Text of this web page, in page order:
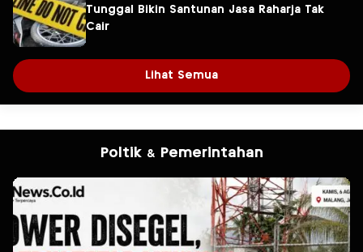
Tunggal Bikin Santunan Jasa Raharja Tak
Cair
Lihat Semua
Poltik & Pemerintahan